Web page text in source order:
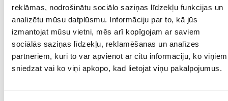
reklāmas, nodrošinātu sociālo saziņas līdzekļu funkcijas un
analizētu mūsu datplūsmu. Informāciju par to, kā jūs
izmantojat mūsu vietni, mēs arī kopīgojam ar saviem
sociālās saziņas līdzekļu, reklamēšanas un analīzes
partneriem, kuri to var apvienot ar citu informāciju, ko viņiem
sniedzat vai ko viņi apkopo, kad lietojat viņu pakalpojumus.
Kaķa ķermeņa masa: Dienas deva:
3 - 5 kg 2 paciņas dienā
>5 kg 3 paciņas dienā
Kā papildbarību var lietot līdz trīs reizēm nedēļā kā uzkodu. Lūdzu,
kontrolēt svaru un vajadzības gadījumā pielāgot porcijas.